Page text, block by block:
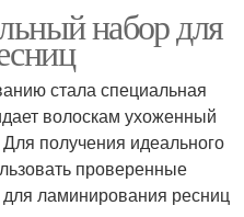
набор для
стала специальная
волоскам ухоженный
получения идеального
проверенные
ламинирования ресниц